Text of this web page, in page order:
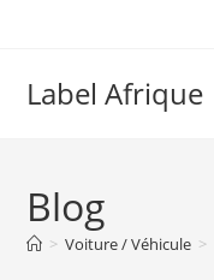
Label Afrique
Blog
> Voiture / Véhicule >